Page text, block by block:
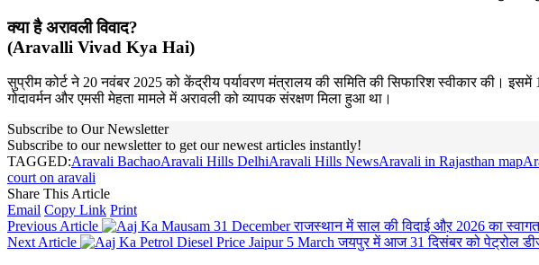
क्या है अरावली विवाद?
(Aravalli Vivad Kya Hai)
सुप्रीम कोर्ट ने 20 नवंबर 2025 को केंद्रीय पर्यावरण मंत्रालय की समिति की सिफारिश स्वीकार की।
गोदावर्मन और एमसी मेहता मामले में अरावली को व्यापक संरक्षण मिला हुआ था।
Subscribe to Our Newsletter
Subscribe to our newsletter to get our newest articles instantly!
TAGGED:Aravali BachaoAravali Hills DelhiAravali Hills NewsAravali in Rajasthan map
court on aravali
Share This Article
Email Copy Link Print
Previous Article
राजस्थान में साल की विदाई औऱ 2026 का
Next Article
जयपुर में आज 31 दिसंबर को पेट्रोल